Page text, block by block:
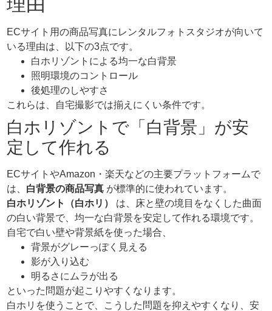
ECサイト用の商品写真にレンタルフォトスタジオが向いて
いる理由は、以下の3点です。
白ホリゾントによる均一な白背景
照明環境のコントロール
後処理のしやすさ
これらは、自宅撮影では揃えにくい条件です。
白ホリゾントで「白背景」が安
定して作れる
ECサイトやAmazon・楽天などの主要プラットフォームで
は、 白背景の商品写真 が標準的に使われています。
白ホリゾント（白ホリ）
は、床と壁の境目をなくした曲面
の白い背景で、均一な白背景を安定して作れる環境です。
自宅で白い壁や背景紙を使った場合、
背景がグレーっぽく見える
影が入り込む
明るさにムラが出る
といった問題が起こりやすくなります。
白ホリを使うことで、こうした問題を抑えやすくなり、安